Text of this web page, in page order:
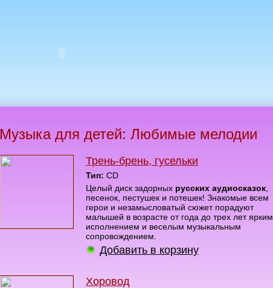
Музыка для детей: Любимые мелодии
Трень-брень, гусельки
Тип: CD
Целый диск задорных русских аудиосказок
песенок, пестушек и потешек! Знакомые всем
герои и незамысловатый сюжет порадуют
малышей в возрасте от года до трех лет ярким
исполнением и веселым музыкальным
сопровождением.
Добавить в корзину
Хоровод